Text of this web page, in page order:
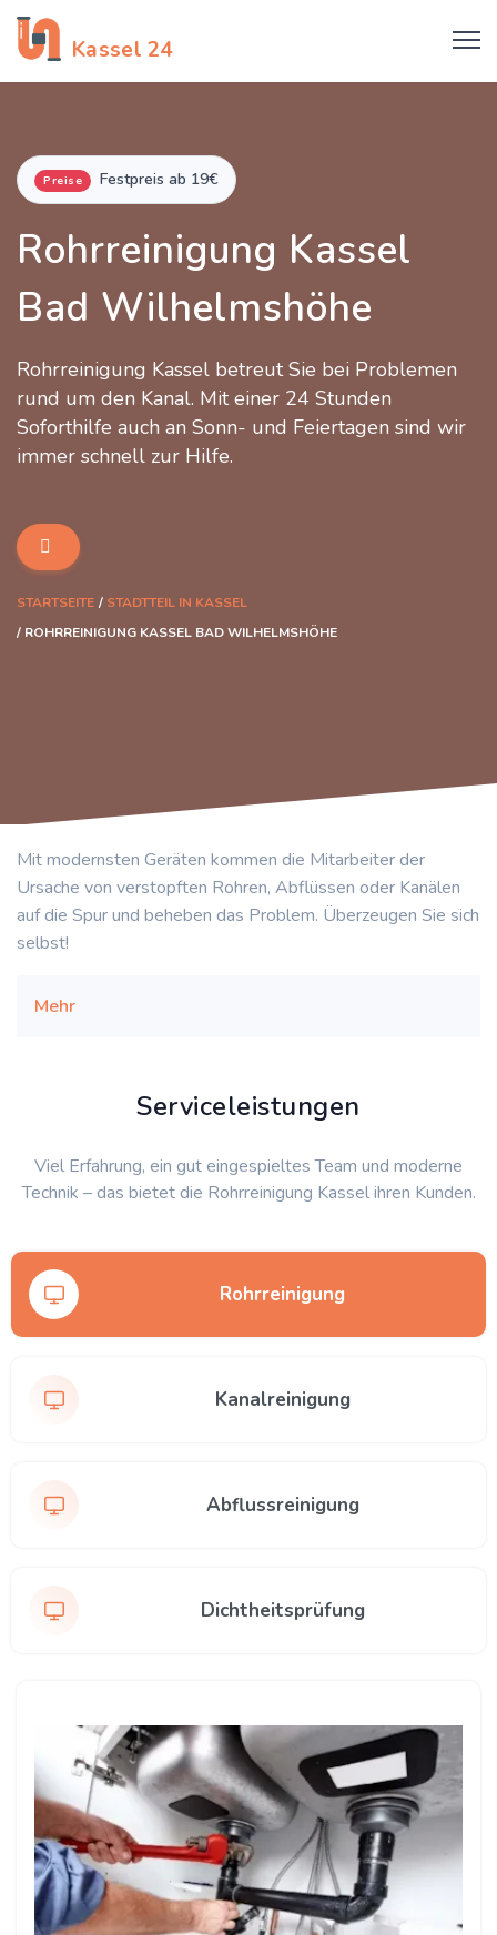
Kassel 24
Preise Festpreis ab 19€
Rohrreinigung Kassel
Bad Wilhelmshöhe
Rohrreinigung Kassel betreut Sie bei Problemen
rund um den Kanal. Mit einer 24 Stunden
Soforthilfe auch an Sonn- und Feiertagen sind wir
immer schnell zur Hilfe.
STARTSEITE
STADTTEIL IN KASSEL
ROHRREINIGUNG KASSEL BAD WILHELMSHÖHE
Mit modernsten Geräten kommen die Mitarbeiter der
Ursache von verstopften Rohren, Abflüssen oder Kanälen
auf die Spur und beheben das Problem. Überzeugen Sie sich
selbst!
Mehr
Serviceleistungen
Viel Erfahrung, ein gut eingespieltes Team und moderne
Technik – das bietet die Rohrreinigung Kassel ihren Kunden.
Rohrreinigung
Kanalreinigung
Abflussreinigung
Dichtheitsprüfung